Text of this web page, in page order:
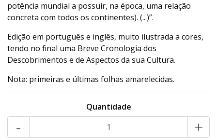
potência mundial a possuir, na época, uma relação
concreta com todos os continentes). (...)”.
Edição em português e inglês, muito ilustrada a cores,
tendo no final uma Breve Cronologia dos
Descobrimentos e de Aspectos da sua Cultura.
Nota: primeiras e últimas folhas amarelecidas.
Quantidade
+
-